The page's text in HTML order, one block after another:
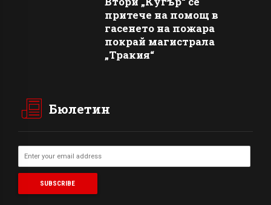
притече на помощ в
гасенето на пожара
покрай магистрала
„Тракия“
Бюлетин